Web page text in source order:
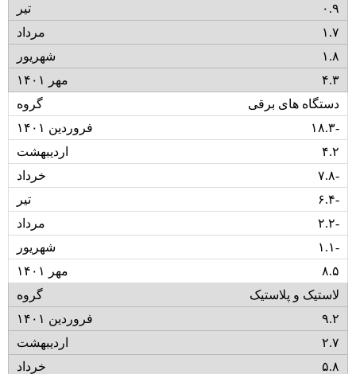
۰.۹
۱.۷
۱.۸
۴.۳
دستگاه های برقی
۱۸.۳-
۴.۲
۷.۸-
۶.۴-
۲.۲-
۱.۱-
۸.۵
لاستیک و پلاستیک
۹.۲
۲.۷
۵.۸